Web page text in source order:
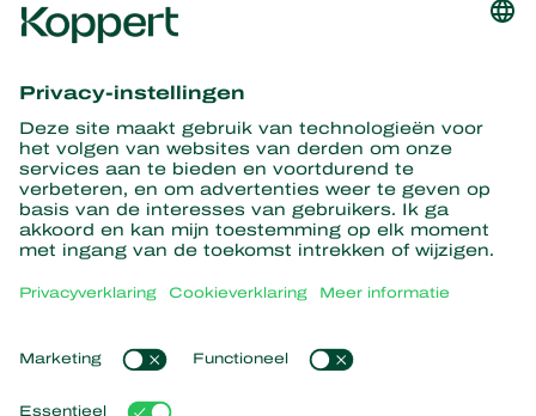
Ontvang het laatste nieuws en
informatie
Hier aanmelden
Partners with Nature
Roofmijten
Roofinsecten
Nuttige nematoden
Nuttige micro-organismen
Gewasbescherming
Nieuws en informatie
Duurzaamheid
Populaire links